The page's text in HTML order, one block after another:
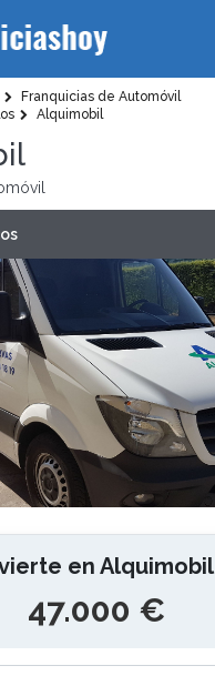
Franquicias de Automóvil
Alquimobil
en Alquimobil
47.000 €